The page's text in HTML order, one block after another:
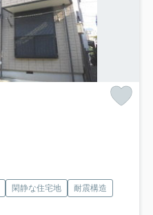
閑静な住宅地
耐震構造